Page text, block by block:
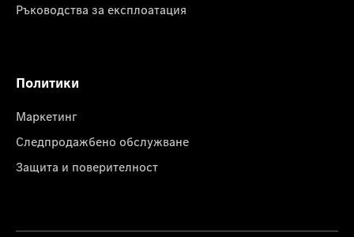
Ръководства за експлоатация
Политики
Маркетинг
Следпродажбено обслужване
Защита и поверителност